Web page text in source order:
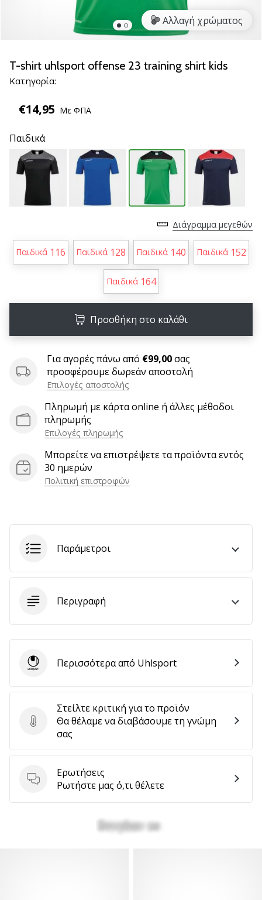
Accelerate
SQD
Ανακάλυψε
τεχνικές
αναβαθμίσεις
και
μάθε
αξίζει…
25. 11. 2024
•
6 λεπτά ανάγνωσης
πρεσβευτής
χάντμπολ
Είσαι
χάντμπολ
όπως
πρεσβευτής/
πρέσβειρα
όλων
των
άρθρων
Αλλαγή χρώματος
T-shirt uhlsport offense 23 training shirt kids
Κατηγορία:
€14,95 Με ΦΠΑ
Παιδικά
Διάγραμμα μεγεθών
Παιδικά 116 Παιδικά 128 Παιδικά 140 Παιδικά 152
Παιδικά 164
Προσθήκη στο καλάθι
Για αγορές πάνω από €99,00σας
προσφέρουμε δωρεάν αποστολή
Επιλογές αποστολής
Πληρωμή με κάρτα online ή άλλες μέθοδοι
πληρωμής
Επιλογές πληρωμής
Μπορείτε να επιστρέψετε τα προϊόντα εντός
30 ημερών
Πολιτική επιστροφών
Παράμετροι
Περιγραφή
Στείλτε κριτική για το προϊόν
Στείλτε κριτική για το προϊόν
Θα θέλαμε να διαβάσουμε τη γνώμη
σας
Ερωτήσεις
Ερωτήσεις
Ρωτήστε μας ό,τι θέλετε
UhlsportΠερισσότερα από Uhlsport